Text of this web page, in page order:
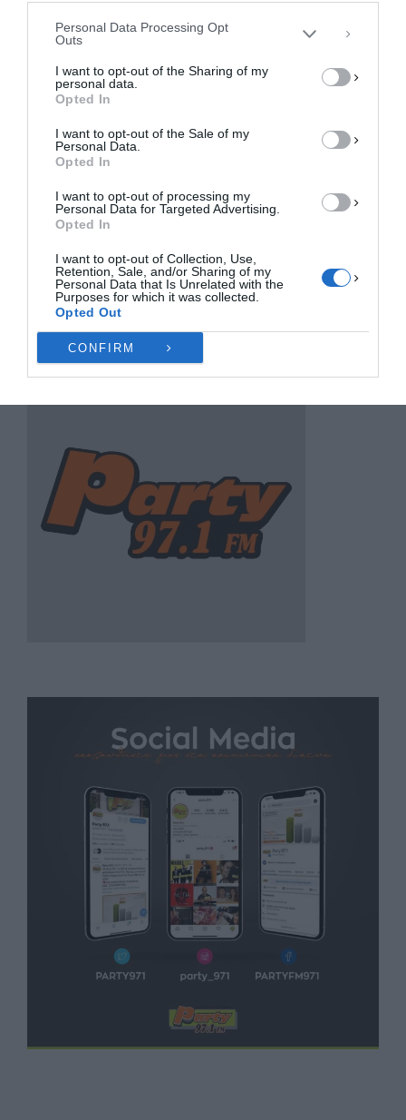
Personal Data Processing Opt
Outs
I want to opt-out of the Sharing of my
personal data.
Opted In
I want to opt-out of the Sale of my
Personal Data.
Opted In
I want to opt-out of processing my
Personal Data for Targeted Advertising.
Opted In
I want to opt-out of Collection, Use,
Retention, Sale, and/or Sharing of my
Personal Data that Is Unrelated with the
Purposes for which it was collected.
Opted Out
CONFIRM
συγκατάθεση ή η ανάκληση της συγκατάθεσης, μπορεί να επηρεάσει
αρνητικά ορισμένες λειτουργίες και δυνατότητες.
ΠΡΟΒΟΛΉ ΠΡΟΤΙΜΉΣΕΩΝ
Πολιτική Cookies